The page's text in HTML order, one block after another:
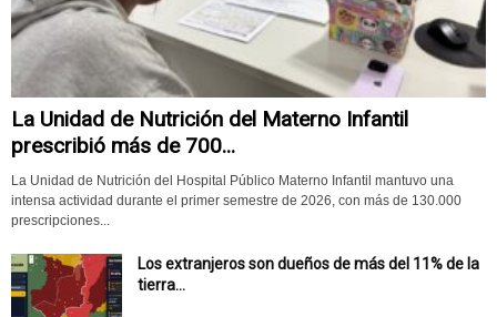
La Unidad de Nutrición del Materno Infantil
prescribió más de 700...
La Unidad de Nutrición del Hospital Público Materno Infantil mantuvo una
intensa actividad durante el primer semestre de 2026, con más de 130.000
prescripciones...
Los extranjeros son dueños de más del 11% de la
tierra...